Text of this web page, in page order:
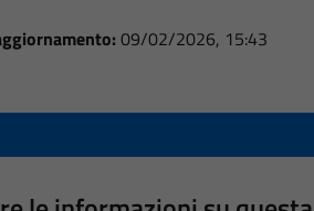
09/02/2026, 15:43